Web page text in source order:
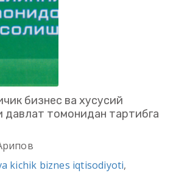
бизнес ва хусусий
давлат томонидан тартибга
kichik biznes iqtisodiyoti,